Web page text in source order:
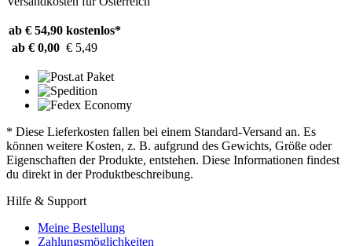
ab € 54,90 kostenlos*
ab € 0,00 € 5,49
* Diese Lieferkosten fallen bei einem Standard-Versand an. Es
können weitere Kosten, z. B. aufgrund des Gewichts, Größe oder
Eigenschaften der Produkte, entstehen. Diese Informationen findest
du direkt in der Produktbeschreibung.
Hilfe & Support
Meine Bestellung
Zahlungsmöglichkeiten